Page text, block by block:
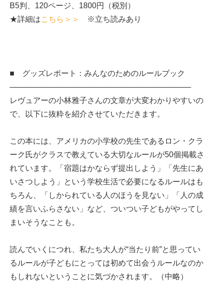
B5判、120ページ、1800円（税別）
★詳細はこちら＞＞ ※立ち読みあり
■ グッズレポート：みんなのためのルールブック
──────────────────────────────────
レヴュアーの小林雅子さんの文章が大変わかりやすいの
で、以下に抜粋を紹介させていただきます。
この本には、アメリカの小学校の先生であるロン・クラ
ーク氏がクラスで教えている大切なルールが50個掲載さ
れています。「宿題はかならず提出しよう」「先生にあ
いさつしよう」という学校生活で必要になるルールはも
ちろん、「しかられている人のほうを見ない」「人の成
績を言いふらさない」など、ついつい子どもがやってし
まいそうなことも。
読んでいくにつれ、私たち大人が“当たり前”と思ってい
るルールが子どもにとっては初めて出会うルールなのか
もしれないということに気づかされます。（中略）